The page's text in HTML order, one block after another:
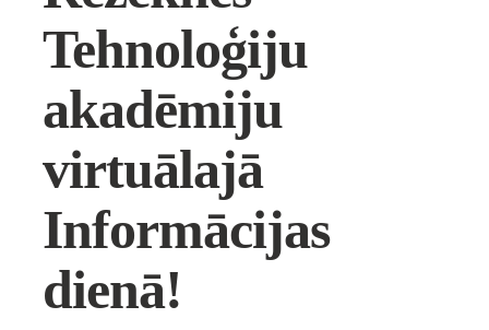
Tehnoloģiju
akadēmiju
virtuālajā
Informācijas
dienā!